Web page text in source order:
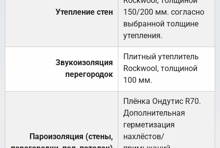
Утепление стен
150/200 мм. согласно
выбранной толщине
утепления.
Звукоизоляция
перегородок
Плитный утеплитель
Rockwool, толщиной
100 мм.
Пароизоляция (стены,
Плёнка Ондутис R70.
Дополнительная
герметизация
нахлёстов/